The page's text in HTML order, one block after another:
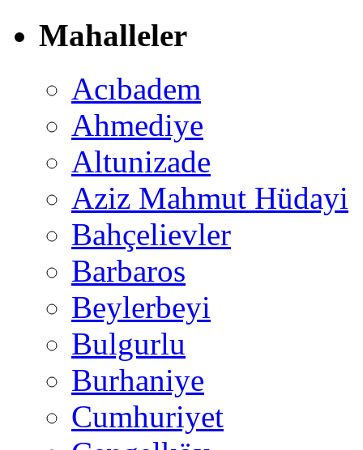
Mahalleler
Acıbadem
Ahmediye
Altunizade
Aziz Mahmut Hüdayi
Bahçelievler
Barbaros
Beylerbeyi
Bulgurlu
Burhaniye
Cumhuriyet